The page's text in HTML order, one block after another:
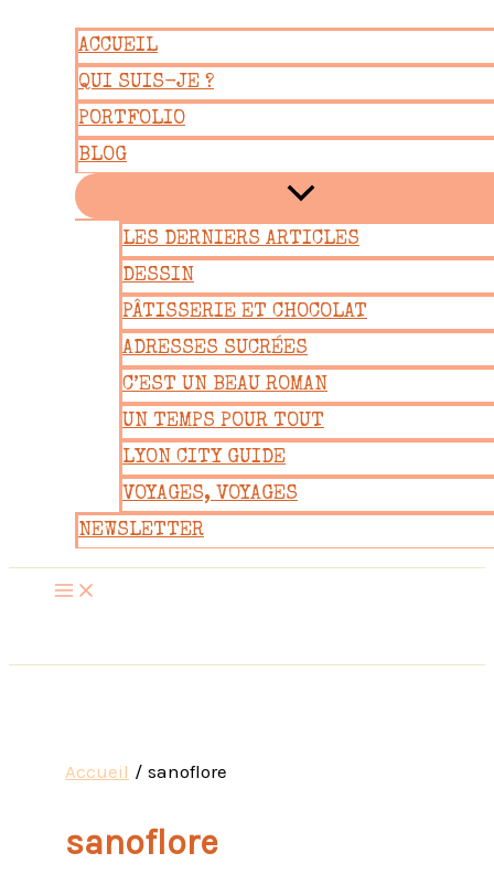
contenu
ACCUEIL
QUI SUIS-JE ?
PORTFOLIO
BLOG
LES DERNIERS ARTICLES
DESSIN
PÂTISSERIE ET CHOCOLAT
ADRESSES SUCRÉES
C’EST UN BEAU ROMAN
UN TEMPS POUR TOUT
LYON CITY GUIDE
VOYAGES, VOYAGES
NEWSLETTER
Accueil sanoflore
sanoflore